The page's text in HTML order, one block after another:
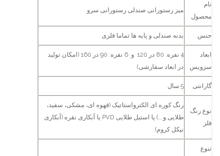
نام
محصول
میز رستورانی صندلی رستورانی سرو
جنس بدنه صندلی و پایه ها تماما فلزی
ابعاد
سزویس
4 نفره: 80 در 120 و 6 نفره: 90 در 160 (امکان تولید
در ابعاد سفارشی)
گارانتی 5 سال
نوع رنگ
فلز
رنگ کوره ای الکترواستاتیک (قهوه ای، مشکی، سفید،
طلایی و …) یا استیل طلایی PVD یا آبکاری نقره (آبکاری
نیکل کروم)
تنوع